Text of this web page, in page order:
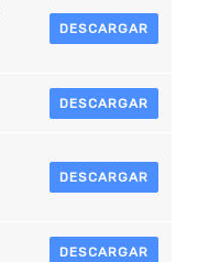
DESCARGAR
DESCARGAR
DESCARGAR
DESCARGAR